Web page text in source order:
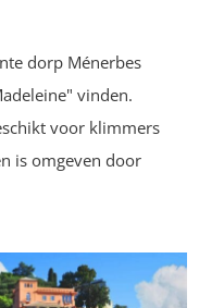
dorp Ménerbes
vinden.
voor klimmers
is omgeven door